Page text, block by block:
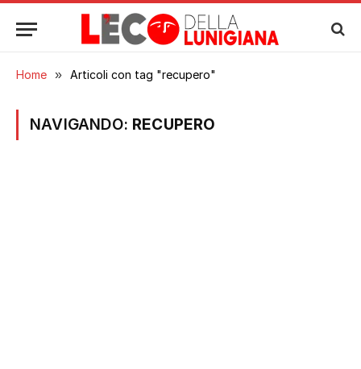
Home » Articoli con tag "recupero"
NAVIGANDO: RECUPERO